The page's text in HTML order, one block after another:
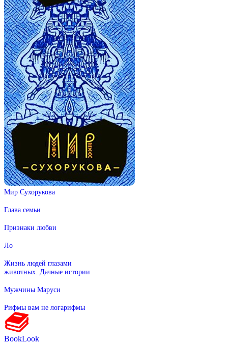
Мир Сухорукова
Глава семьи
Признаки любви
Ло
Жизнь людей глазами
животных. Дачные истории
Мужчины Маруси
Рифмы вам не логарифмы
BookLook